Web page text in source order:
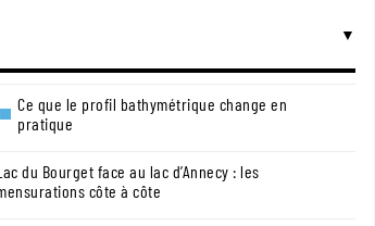
Ce que le profil bathymétrique change en
pratique
du Bourget face au lac d’Annecy : les
côte à côte